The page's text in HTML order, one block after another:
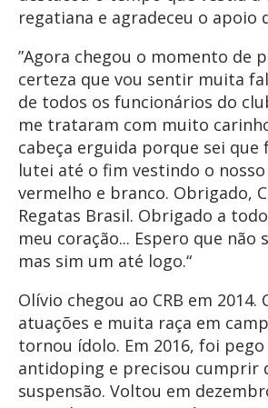
regatiana e agradeceu o apoio
”Agora chegou o momento de
certeza que vou sentir muita
de todos os funcionários do
me trataram com muito
cabeça erguida porque sei que
lutei até o fim vestindo o
vermelho e branco. Obrigado,
Regatas Brasil. Obrigado a
meu coração... Espero que não
mas sim um até logo.“
Olívio chegou ao CRB em 2014.
atuações e muita raça em
tornou ídolo. Em 2016, foi pego
antidoping e precisou cumprir
suspensão. Voltou em